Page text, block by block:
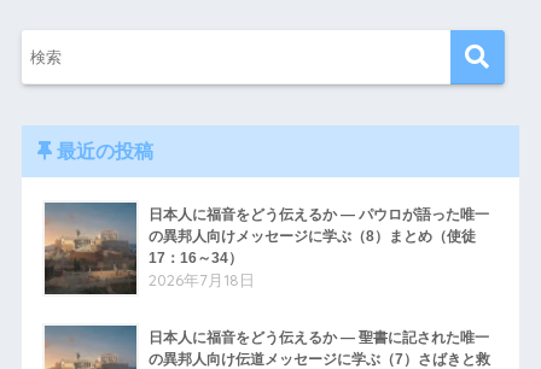
最近の投稿
日本人に福音をどう伝えるか ― パウロが語った唯一
の異邦人向けメッセージに学ぶ（8）まとめ（使徒
17：16～34）
2026年7月18日
日本人に福音をどう伝えるか ― 聖書に記された唯一
の異邦人向け伝道メッセージに学ぶ（7）さばきと救